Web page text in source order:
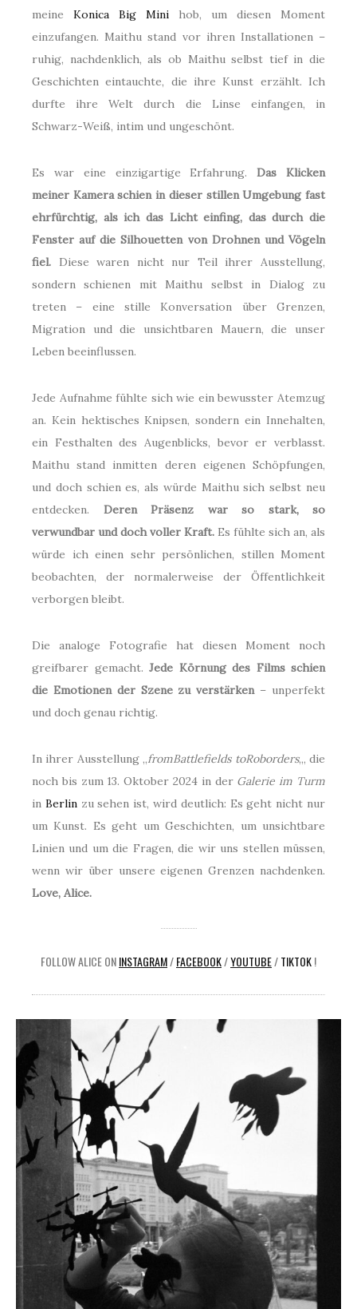
meine Konica Big Mini hob, um diesen Moment
einzufangen. Maithu stand vor ihren Installationen –
ruhig, nachdenklich, als ob Maithu selbst tief in die
Geschichten eintauchte, die ihre Kunst erzählt. Ich
durfte ihre Welt durch die Linse einfangen, in
Schwarz-Weiß, intim und ungeschönt.
Es war eine einzigartige Erfahrung.Das Klicken
meiner Kamera schien in dieser stillen Umgebung fast
ehrfürchtig, als ich das Licht einfing, das durch die
Fenster auf die Silhouetten von Drohnen und Vögeln
fiel. Diese waren nicht nur Teil ihrer Ausstellung,
sondern schienen mit Maithu selbst in Dialog zu
treten – eine stille Konversation über Grenzen,
Migration und die unsichtbaren Mauern, die unser
Leben beeinflussen.
Jede Aufnahme fühlte sich wie ein bewusster Atemzug
an. Kein hektisches Knipsen, sondern ein Innehalten,
ein Festhalten des Augenblicks, bevor er verblasst.
Maithu stand inmitten deren eigenen Schöpfungen,
und doch schien es, als würde Maithu sich selbst neu
entdecken. Deren Präsenz war so stark, so
verwundbar und doch voller Kraft. Es fühlte sich an, als
würde ich einen sehr persönlichen, stillen Moment
beobachten, der normalerweise der Öffentlichkeit
verborgen bleibt.
Die analoge Fotografie hat diesen Moment noch
greifbarer gemacht. Jede Körnung des Films schien
die Emotionen der Szene zu verstärken– unperfekt
und doch genau richtig.
In ihrer Ausstellung „fromBattlefields toRoborders„, die
noch bis zum 13. Oktober 2024 in der Galerie im Turm
in Berlinzu sehen ist, wird deutlich: Es geht nicht nur
um Kunst. Es geht um Geschichten, um unsichtbare
Linien und um die Fragen, die wir uns stellen müssen,
wenn wir über unsere eigenen Grenzen nachdenken.
Love, Alice.
FOLLOW ALICE ONINSTAGRAM/FACEBOOK/YOUTUBE/TIKTOK!